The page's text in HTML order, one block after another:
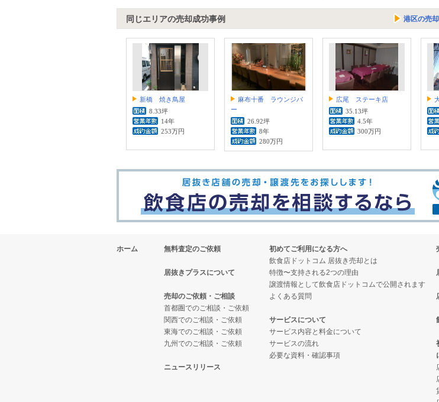
同じエリアの売却成功事例 港区の売
新橋 焼き鳥屋
8.33坪
14年
253万円
麻布十番 ラウンジバ
ー
26.92坪
8年
280万円
広尾 ステーキ店
35.13坪
4.5年
300万円
ホーム 無料査定のご依頼
居抜きプラスについて
売却のご依頼・ご相談
首都圏でのご相談・ご依頼
関西でのご相談・ご依頼
東海でのご相談・ご依頼
九州でのご相談・ご依頼
ニュースリリース
初めてご利用になる方へ
飲食店ドットコム 居抜き売却とは
特徴〜支持される2つの理由
譲渡情報として飲食店ドットコムで公開されます
よくある質問
サービスについて
サービス内容と料金について
サービスの流れ
必要な資料・確認事項